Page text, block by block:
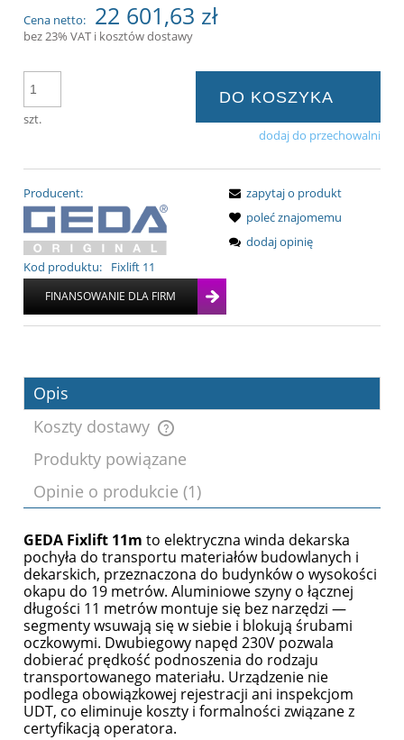
Cena netto:
22 601,63 zł
bez 23% VAT i kosztów dostawy
szt.
DO KOSZYKA
dodaj do przechowalni
Producent:
Kod produktu: Fixlift 11
zapytaj o produkt
poleć znajomemu
dodaj opinię
Opis
Koszty dostawy
płatności
Produkty powiązane
Opinie o produkcie (1)
GEDA Fixlift 11m to elektryczna winda dekarska
pochyła do transportu materiałów budowlanych i
dekarskich, przeznaczona do budynków o wysokości
okapu do 19 metrów. Aluminiowe szyny o łącznej
długości 11 metrów montuje się bez narzędzi —
segmenty wsuwają się w siebie i blokują śrubami
oczkowymi. Dwubiegowy napęd 230V pozwala
dobierać prędkość podnoszenia do rodzaju
transportowanego materiału. Urządzenie nie
podlega obowiązkowej rejestracji ani inspekcjom
UDT, co eliminuje koszty i formalności związane z
certyfikacją operatora.